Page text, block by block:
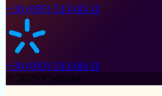
+38 (095) 513-00-11
+38 (093) 513-00-11
© 2025 Cylinder